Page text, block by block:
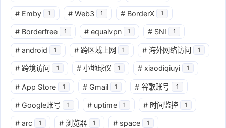
# Emby 1 # Web3 1 # BorderX 1
# Borderfree 1 # equalvpn 1 # SNI 1
# android 1 # 跨区域上网 1 # 海外网络访问 1
# 跨境访问 1 # 小地球仪 1 # xiaodiqiuyi 1
# App Store 1 # Gmail 1 # 谷歌账号 1
# Google账号 1 # uptime 1 # 时间监控 1
# arc 1 # 浏览器 1 # space 1